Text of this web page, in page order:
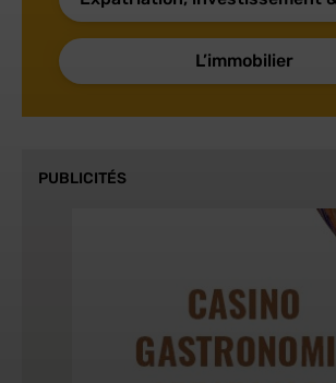
L’immobilier
PUBLICITÉS